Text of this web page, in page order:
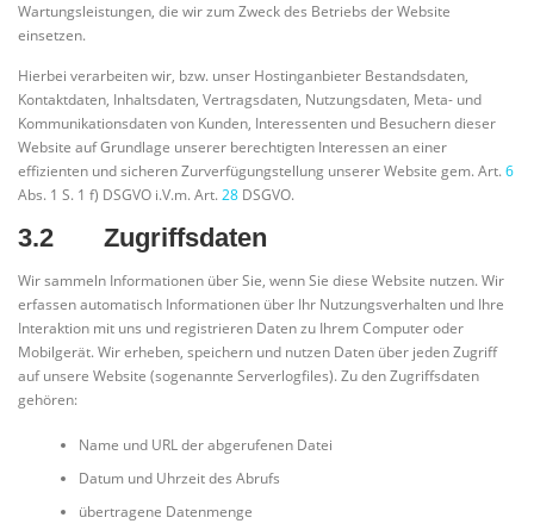
Wartungsleistungen, die wir zum Zweck des Betriebs der Website
einsetzen.
Hierbei verarbeiten wir, bzw. unser Hostinganbieter Bestandsdaten,
Kontaktdaten, Inhaltsdaten, Vertragsdaten, Nutzungsdaten, Meta- und
Kommunikationsdaten von Kunden, Interessenten und Besuchern dieser
Website auf Grundlage unserer berechtigten Interessen an einer
effizienten und sicheren Zurverfügungstellung unserer Website gem. Art. 6
Abs. 1 S. 1 f) DSGVO i.V.m. Art. 28 DSGVO.
3.2 Zugriffsdaten
Wir sammeln Informationen über Sie, wenn Sie diese Website nutzen. Wir
erfassen automatisch Informationen über Ihr Nutzungsverhalten und Ihre
Interaktion mit uns und registrieren Daten zu Ihrem Computer oder
Mobilgerät. Wir erheben, speichern und nutzen Daten über jeden Zugriff
auf unsere Website (sogenannte Serverlogfiles). Zu den Zugriffsdaten
gehören:
Name und URL der abgerufenen Datei
Datum und Uhrzeit des Abrufs
übertragene Datenmenge